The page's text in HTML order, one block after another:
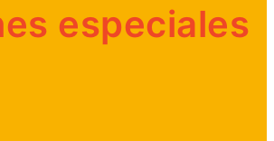
especiales